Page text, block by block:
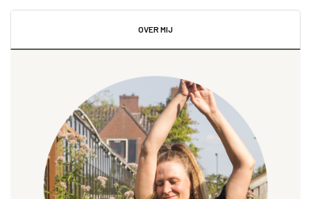
OVER MIJ